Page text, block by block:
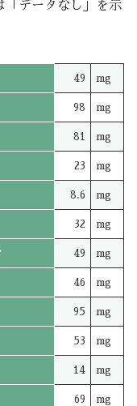
データなし」を示
49 mg
98 mg
81 mg
23 mg
8.6 mg
32 mg
49 mg
46 mg
95 mg
53 mg
14 mg
69 mg